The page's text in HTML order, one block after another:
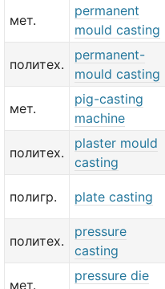
мет.
permanent
mould casting
политех.
permanent-
mould casting
мет.
pig-casting
machine
политех.
plaster mould
casting
полигр. plate casting
политех.
pressure
casting
мет.
pressure die